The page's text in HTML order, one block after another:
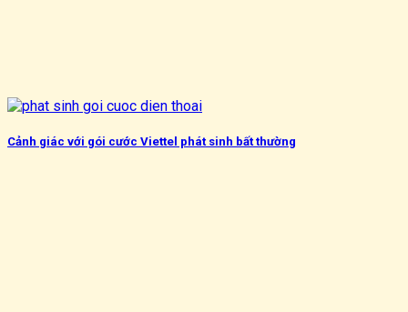
Cảnh giác với gói cước Viettel phát sinh bất thường